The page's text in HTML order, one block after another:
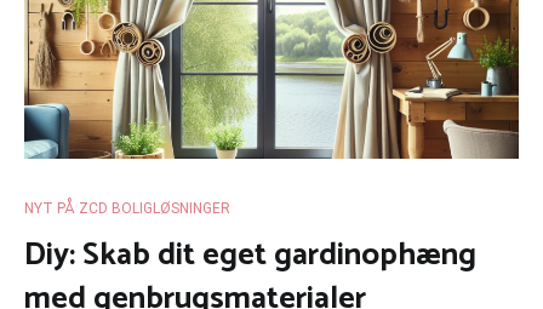
NYT PÅ ZCD BOLIGLØSNINGER
Diy: Skab dit eget gardinophæng
med genbrugsmaterialer